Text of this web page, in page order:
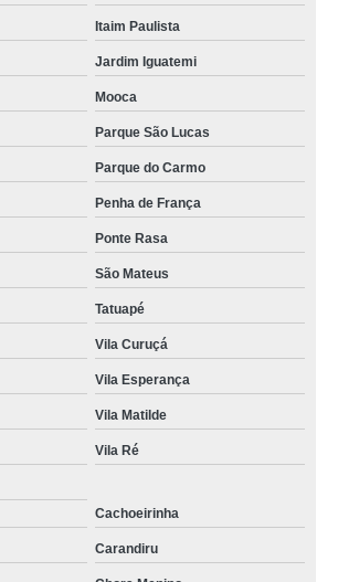
Itaim Paulista
Jardim Iguatemi
Mooca
Parque São Lucas
Parque do Carmo
Penha de França
Ponte Rasa
São Mateus
Tatuapé
Vila Curuçá
Vila Esperança
Vila Matilde
Vila Ré
Cachoeirinha
Carandiru